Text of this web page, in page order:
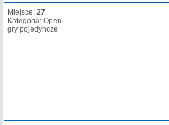
Miejsce: 27
Kategoria: Open
gry pojedyncze